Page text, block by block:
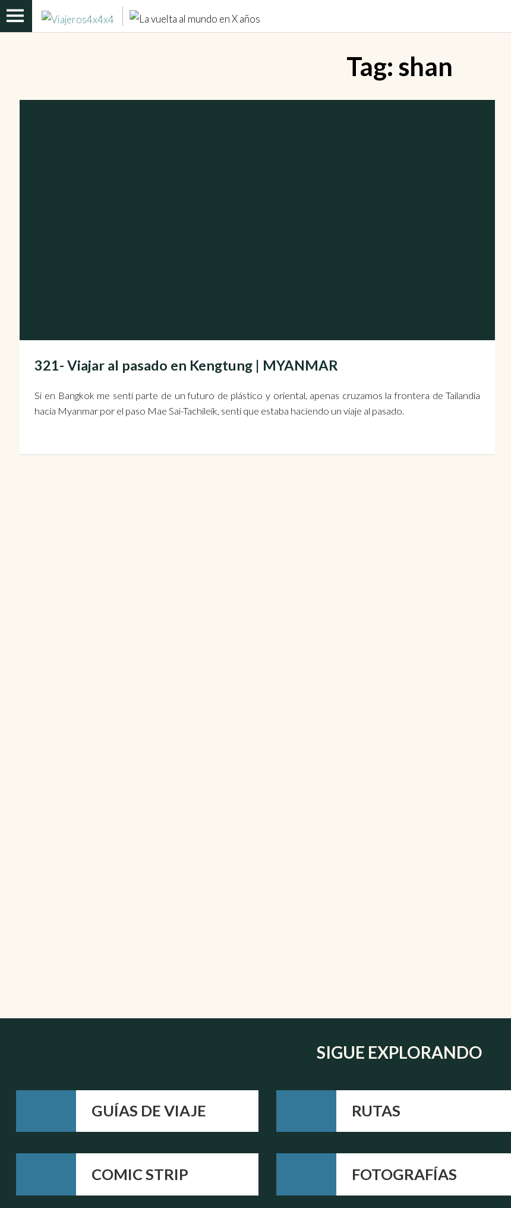
Tag: shan
321- Viajar al pasado en Kengtung | MYANMAR
Si en Bangkok me sentí parte de un futuro de plástico y oriental, apenas cruzamos la frontera de Tailandia
hacia Myanmar por el paso Mae Sai-Tachileik, sentí que estaba haciendo un viaje al pasado.
SIGUE EXPLORANDO
GUÍAS DE VIAJE RUTAS
COMIC STRIP FOTOGRAFÍAS